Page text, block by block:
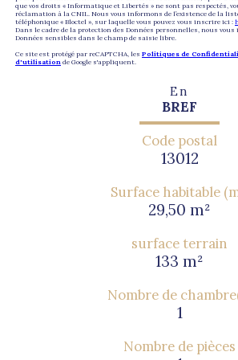
que vos droits « Informatique et Libertés » ne sont pas respectés,
réclamation à la CNIL. Nous vous informons de l’existence de la
téléphonique « Bloctel », sur laquelle vous pouvez vous inscrire ici :
Dans le cadre de la protection des Données personnelles, nous
Données sensibles dans le champ de saisie libre.
Ce site est protégé par reCAPTCHA, les Politiques de
d'utilisation de Google s'appliquent.
En
BREF
Code postal
13012
Surface habitable
29,50 m²
surface terrain
133 m²
Nombre de
1
Nombre de pièces